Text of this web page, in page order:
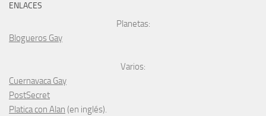
ENLACES
Planetas:
Blogueros Gay
Varios:
Cuernavaca Gay
PostSecret
Platica con Alan (en inglés).